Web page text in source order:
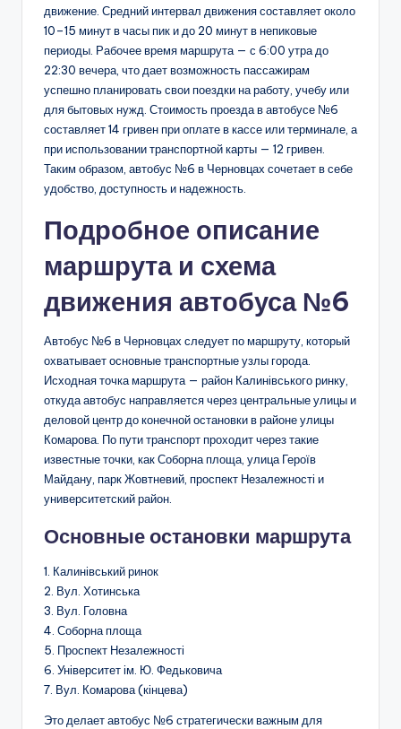
движение. Средний интервал движения составляет около
10–15 минут в часы пик и до 20 минут в непиковые
периоды. Рабочее время маршрута — с 6:00 утра до
22:30 вечера, что дает возможность пассажирам
успешно планировать свои поездки на работу, учебу или
для бытовых нужд. Стоимость проезда в автобусе №6
составляет 14 гривен при оплате в кассе или терминале, а
при использовании транспортной карты — 12 гривен.
Таким образом, автобус №6 в Черновцах сочетает в себе
удобство, доступность и надежность.
Подробное описание
маршрута и схема
движения автобуса №6
Автобус №6 в Черновцах следует по маршруту, который
охватывает основные транспортные узлы города.
Исходная точка маршрута — район Калинівського ринку,
откуда автобус направляется через центральные улицы и
деловой центр до конечной остановки в районе улицы
Комарова. По пути транспорт проходит через такие
известные точки, как Соборна площа, улица Героїв
Майдану, парк Жовтневий, проспект Незалежності и
университетский район.
Основные остановки маршрута
1. Калинівський ринок
2. Вул. Хотинська
3. Вул. Головна
4. Соборна площа
5. Проспект Незалежності
6. Університет ім. Ю. Федьковича
7. Вул. Комарова (кінцева)
Это делает автобус №6 стратегически важным для